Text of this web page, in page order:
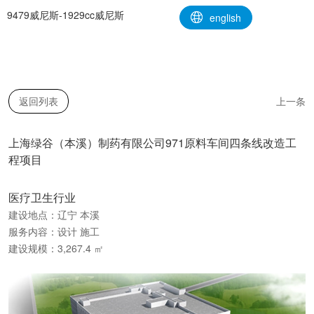
上海绿谷（本溪）制药有限公司971原料车间四条线改造工程项目-9479
威尼斯
9479威尼斯-1929cc威尼斯 english
返回列表 上一条
上海绿谷（本溪）制药有限公司971原料车间四条线改造工
程项目
医疗卫生行业
建设地点：辽宁 本溪
服务内容：设计 施工
建设规模：3,267.4 ㎡